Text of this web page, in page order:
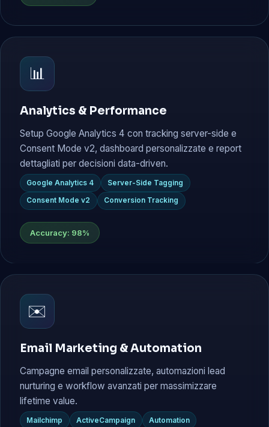
📊
Analytics & Performance
Setup Google Analytics 4 con tracking server-side e
Consent Mode v2, dashboard personalizzate e report
dettagliati per decisioni data-driven.
Google Analytics 4 Server-Side Tagging
Consent Mode v2 Conversion Tracking
Accuracy: 98%
✉️
Email Marketing & Automation
Campagne email personalizzate, automazioni lead
nurturing e workflow avanzati per massimizzare
lifetime value.
Mailchimp ActiveCampaign Automation